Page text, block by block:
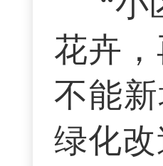
花卉
不能
绿化